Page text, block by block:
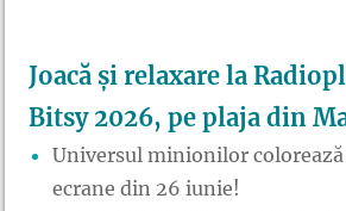
Joacă și relaxare la
Bitsy 2026, pe plaja din
Universul minionilor
ecrane din 26 iunie!